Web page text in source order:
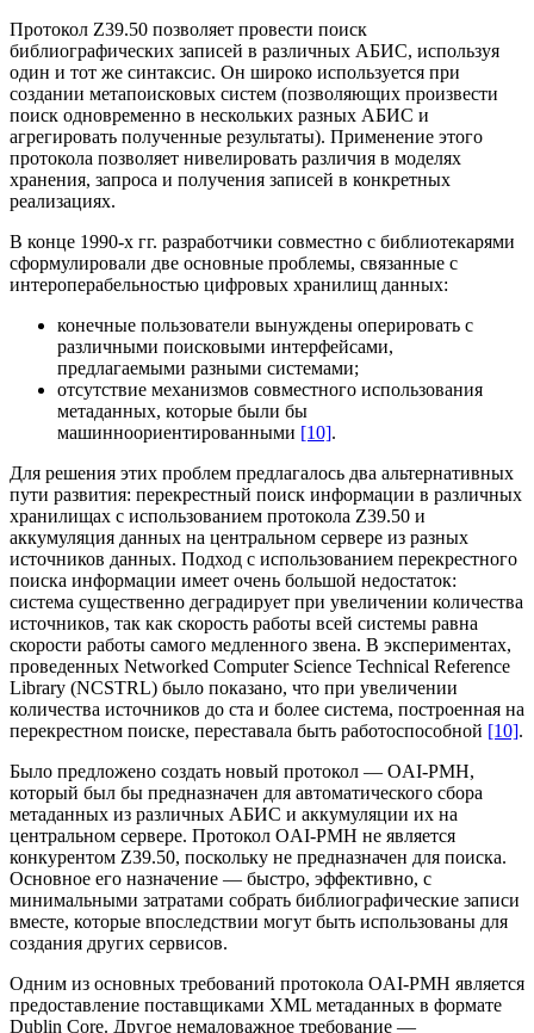
Протокол Z39.50 позволяет провести поиск
библиографических записей в различных АБИС, используя
один и тот же синтаксис. Он широко используется при
создании метапоисковых систем (позволяющих произвести
поиск одновременно в нескольких разных АБИС и
агрегировать полученные результаты). Применение этого
протокола позволяет нивелировать различия в моделях
хранения, запроса и получения записей в конкретных
реализациях.
В конце 1990-х гг. разработчики совместно с библиотекарями
сформулировали две основные проблемы, связанные с
интероперабельностью цифровых хранилищ данных:
конечные пользователи вынуждены оперировать с
различными поисковыми интерфейсами,
предлагаемыми разными системами;
отсутствие механизмов совместного использования
метаданных, которые были бы
машинноориентированными [10].
Для решения этих проблем предлагалось два альтернативных
пути развития: перекрестный поиск информации в различных
хранилищах с использованием протокола Z39.50 и
аккумуляция данных на центральном сервере из разных
источников данных. Подход с использованием перекрестного
поиска информации имеет очень большой недостаток:
система существенно деградирует при увеличении количества
источников, так как скорость работы всей системы равна
скорости работы самого медленного звена. В экспериментах,
проведенных Networked Computer Science Technical Reference
Library (NCSTRL) было показано, что при увеличении
количества источников до ста и более система, построенная на
перекрестном поиске, переставала быть работоспособной [10].
Было предложено создать новый протокол — OAI-PMH,
который был бы предназначен для автоматического сбора
метаданных из различных АБИС и аккумуляции их на
центральном сервере. Протокол OAI-PMH не является
конкурентом Z39.50, поскольку не предназначен для поиска.
Основное его назначение — быстро, эффективно, с
минимальными затратами собрать библиографические записи
вместе, которые впоследствии могут быть использованы для
создания других сервисов.
Одним из основных требований протокола OAI-PMH является
предоставление поставщиками XML метаданных в формате
Dublin Core. Другое немаловажное требование —